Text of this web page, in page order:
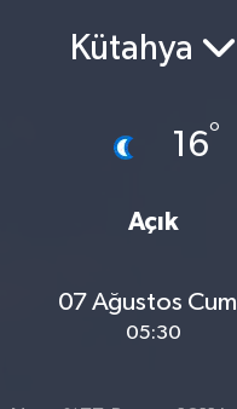
Kütahya
16°
Açık
07 Ağustos
05:30